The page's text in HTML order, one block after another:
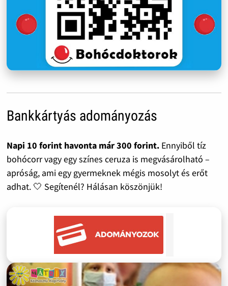
Bankkártyás adományozás
Napi 10 forint havonta már 300 forint.Ennyiből tíz
bohócorr vagy egy színes ceruza is megvásárolható –
apróság, ami egy gyermeknek mégis mosolyt és erőt
adhat. 🤍 Segítenél? Hálásan köszönjük!